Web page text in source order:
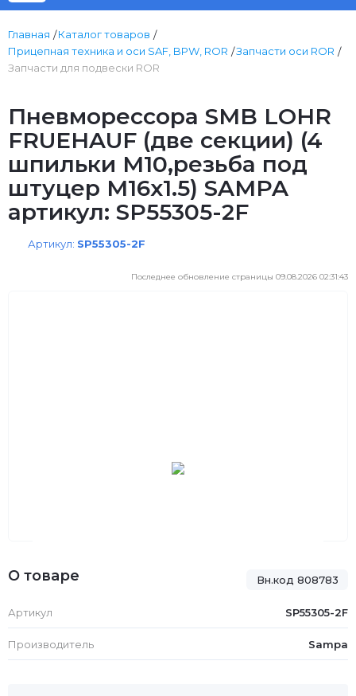
Главная
Каталог товаров
Прицепная техника и оси SAF, BPW, ROR
Запчасти оси ROR
Запчасти для подвески ROR
Пневморессора SMB LOHR
FRUEHAUF (две секции) (4
шпильки М10,резьба под
штуцер М16х1.5) SAMPA
артикул: SP55305-2F
Артикул: SP55305-2F
Последнее обновление страницы 09.08.2026 02:31:43
Вн.код 808783
О товаре
Артикул SP55305-2F
Производитель Sampa